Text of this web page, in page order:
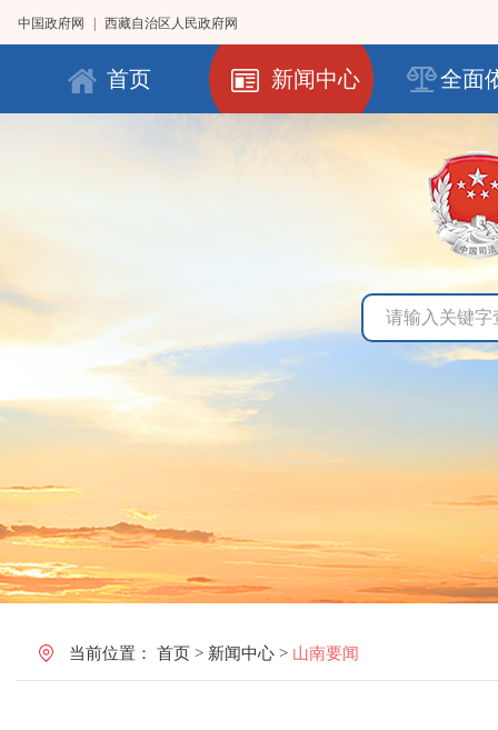
中国政府网 西藏自治区人民政府网
首页 新闻中心 全面
当前位置： 首页 > 新闻中心 > 山南要闻